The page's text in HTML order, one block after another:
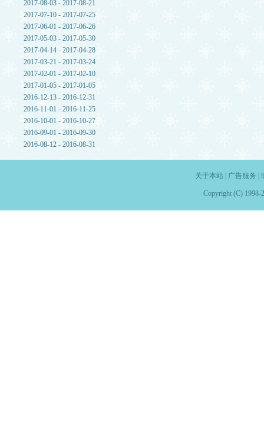
2017-08-03 - 2017-08-21
2017-07-10 - 2017-07-25
2017-06-01 - 2017-06-26
2017-05-03 - 2017-05-30
2017-04-14 - 2017-04-28
2017-03-21 - 2017-03-24
2017-02-01 - 2017-02-10
2017-01-05 - 2017-01-05
2016-12-13 - 2016-12-31
2016-11-01 - 2016-11-25
2016-10-01 - 2016-10-27
2016-09-01 - 2016-09-30
2016-08-12 - 2016-08-31
关于本站| 广告服务
Copyright (C) 1998-